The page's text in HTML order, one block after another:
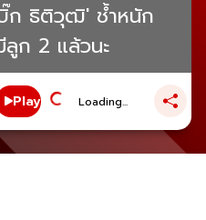
ก ธิติวุฒิ' ช้ำหนัก
ก 2 แล้วนะ
Play Loading...